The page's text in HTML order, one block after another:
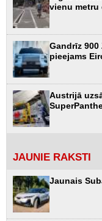
vienu metru
Gandrīz
pieejams
Austrijā
JAUNIE RAKSTI
Jaunais